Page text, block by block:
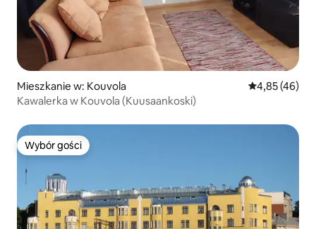
Mieszkanie w: Kouvola Średnia
4,85 (46)
Kawalerka w Kouvola (Kuusaankoski)
Wybór gości
Wybór gości